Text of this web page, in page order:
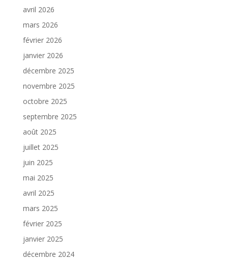
avril 2026
mars 2026
février 2026
janvier 2026
décembre 2025
novembre 2025
octobre 2025
septembre 2025
août 2025
juillet 2025
juin 2025
mai 2025
avril 2025
mars 2025
février 2025
janvier 2025
décembre 2024